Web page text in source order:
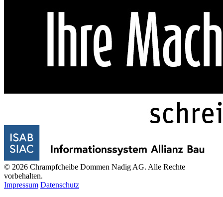
© 2026 Chrampfcheibe Dommen Nadig AG. Alle Rechte
vorbehalten.
Impressum Datenschutz